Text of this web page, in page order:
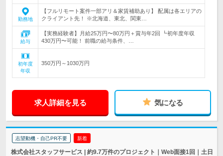
勤務地
【フルリモート案件一部アリ＆家賃補助あり】 配属は各エリアの
クライアント先！ ※北海道、東北、関東…
給与
【実務経験者】月給25万円〜80万円＋賞与年2回 ┗初年度年収
430万円〜可能！ 前職の給与条件、…
初年度
年収
350万円～1030万円
求人詳細を見る 気になる
志望動機・自己PR不要 新着
株式会社スタッフサービス | 約9.7万件のプロジェクト｜Web面接1回｜土日